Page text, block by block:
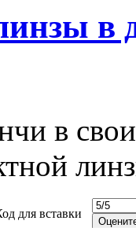
в
в
для вставки